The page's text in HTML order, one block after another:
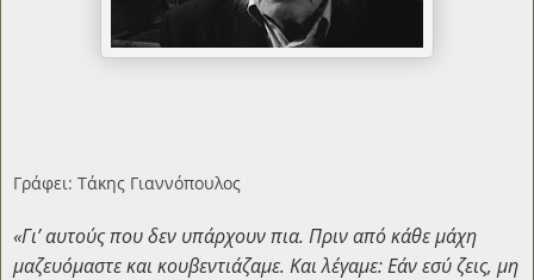
Γράφει: Τάκης Γιαννόπουλος
«Γι’ αυτούς που δεν υπάρχουν πια. Πριν από κάθε μάχη
μαζευόμαστε και κουβεντιάζαμε. Και λέγαμε: Εάν εσύ ζεις, μη